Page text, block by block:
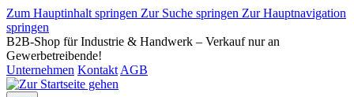
Zum Hauptinhalt springen Zur Suche springen Zur Hauptnavigation
springen
B2B-Shop für Industrie & Handwerk – Verkauf nur an
Gewerbetreibende!
Unternehmen Kontakt AGB